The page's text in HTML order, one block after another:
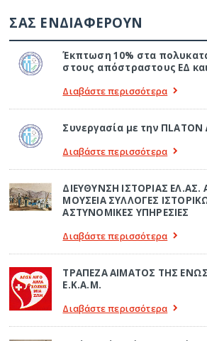
ΣΑΣ ΕΝΔΙΑΦΕΡΟΥΝ
Έκπτωση 10% στα
στους απόστραστους ΕΔ
Διαβάστε περισσότερα
Συνεργασία με την ΠLATON
Διαβάστε περισσότερα
ΔΙΕΥΘΥΝΣΗ ΙΣΤΟΡΙΑΣ
ΜΟΥΣΕΙΑ ΣΥΛΛΟΓΕΣ
ΑΣΤΥΝΟΜΙΚΕΣ ΥΠΗΡΕΣΙΕΣ
Διαβάστε περισσότερα
ΤΡΑΠΕΖΑ ΑΙΜΑΤΟΣ ΤΗΣ
Ε.Κ.Α.Μ.
Διαβάστε περισσότερα